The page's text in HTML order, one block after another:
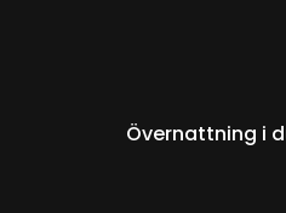
Övernattning i